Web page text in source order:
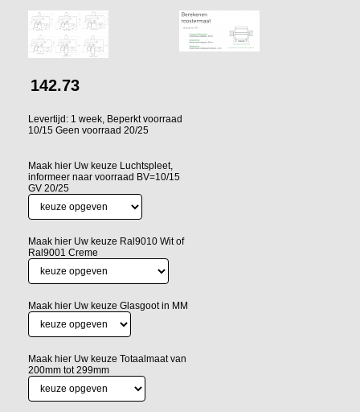
142.73
Levertijd: 1 week, Beperkt voorraad
10/15 Geen voorraad 20/25
Maak hier Uw keuze Luchtspleet,
informeer naar voorraad BV=10/15
GV 20/25
Maak hier Uw keuze Ral9010 Wit of
Ral9001 Creme
Maak hier Uw keuze Glasgoot in MM
Maak hier Uw keuze Totaalmaat van
200mm tot 299mm